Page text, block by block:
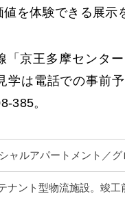
を体験できる展示
京王多摩センタ
学は電話での事前
385。
ャルアパートメント／
ナント型物流施設。竣工